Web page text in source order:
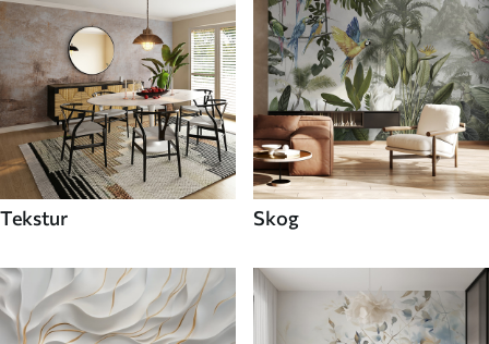
Tekstur Skog